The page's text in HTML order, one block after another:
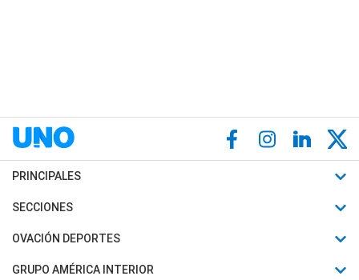
PRINCIPALES
Últimas Noticias
Política
SECCIONES
Horóscopo
Motores
OVACIÓN DEPORTES
Fútbol
GRUPO AMÉRICA INTERIOR